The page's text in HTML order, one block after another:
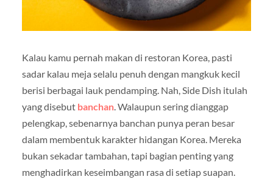
Kalau kamu pernah makan di restoran Korea, pasti
sadar kalau meja selalu penuh dengan mangkuk kecil
berisi berbagai lauk pendamping. Nah, Side Dish itulah
yang disebut banchan. Walaupun sering dianggap
pelengkap, sebenarnya banchan punya peran besar
dalam membentuk karakter hidangan Korea. Mereka
bukan sekadar tambahan, tapi bagian penting yang
menghadirkan keseimbangan rasa di setiap suapan.